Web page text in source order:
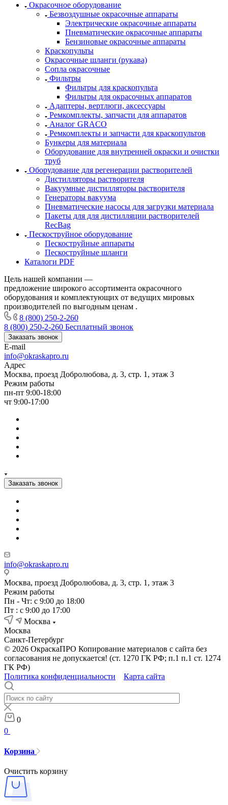
Окрасочное оборудование
Безвоздушные окрасочные аппараты
Электрические окрасочные аппараты
Пневматические окрасочные аппараты
Бензиновые окрасочные аппараты
Краскопульты
Окрасочные шланги (рукава)
Сопла окрасочные
Фильтры
Фильтры для краскопульта
Фильтры для окрасочных аппаратов
Адаптеры, вертлюги, аксессуары
Ремкомплекты, запчасти для аппаратов
Аналог GRACO
Ремкомплекты и запчасти для краскопультов
Бункеры для материала
Оборудование для внутренней окраски и очистки
труб
Оборудование для регенерации растворителей
Дистилляторы растворителя
Вакуумные дистилляторы растворителя
Генераторы вакуума
Пневматические насосы для загрузки материала
Пакеты для для дистилляции растворителей
RecBag
Пескоструйное оборудование
Пескоструйные аппараты
Пескоструйные шланги
Каталоги PDF
Цель нашей компании —
предложение широкого ассортимента окрасочного
оборудования и комплектующих от ведущих мировых
производителей по выгодным ценам .
8 (800) 250-2-260
8 (800) 250-2-260 Бесплатный звонок
Заказать звонок
E-mail
info@okraskapro.ru
Адрес
Москва, проезд Добролюбова, д. 3, стр. 1, этаж 3
Режим работы
пн-пт 9:00-18:00
чт 9:00-17:00
Заказать звонок
info@okraskapro.ru
Москва, проезд Добролюбова, д. 3, стр. 1, этаж 3
Режим работы
Пн - Чт: с 9:00 до 18:00
Пт : с 9:00 до 17:00
Москва
Москва
Санкт-Петербург
© 2026 ОкраскаПРО Копирование материалов с сайта без
согласования не допускается! (ст. 1270 ГК РФ; п.1 п.1 ст. 1274
ГК РФ)
Политика конфиденциальности
Карта сайта
0
0
Корзина
Очистить корзину